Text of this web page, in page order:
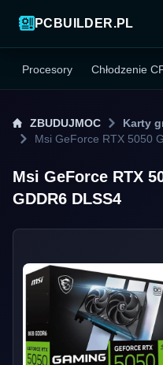
PCBUILDER.PL
Procesory Chłodzenie
ZBUDUJMOC
Karty
Msi GeForce RTX 5050
Msi GeForce RTX
GDDR6 DLSS4